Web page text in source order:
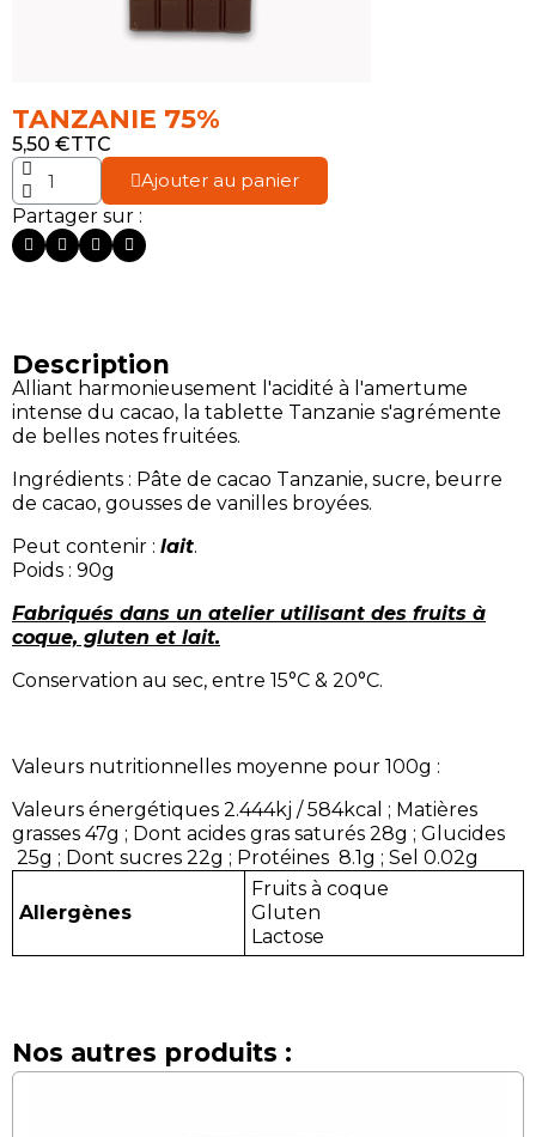
TANZANIE 75%
5,50 €TTC
Ajouter au panier
Partager sur :
Description
Alliant harmonieusement l'acidité à l'amertume
intense du cacao, la tablette Tanzanie s'agrémente
de belles notes fruitées.
Ingrédients : Pâte de cacao Tanzanie, sucre, beurre
de cacao, gousses de vanilles broyées.
Peut contenir : lait.
Poids : 90g
Fabriqués dans un atelier utilisant des fruits à
coque, gluten et lait.
Conservation au sec, entre 15°C & 20°C.
Valeurs nutritionnelles moyenne pour 100g :
Valeurs énergétiques 2.444kj / 584kcal ; Matières
grasses 47g ; Dont acides gras saturés 28g ; Glucides
25g ; Dont sucres 22g ; Protéines 8.1g ; Sel 0.02g
Allergènes
Fruits à coque
Gluten
Lactose
Nos autres produits :